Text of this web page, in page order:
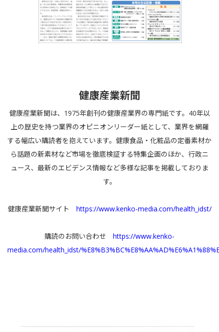
健康産業新聞
健康産業新聞は、1975年創刊の健康産業界の専門紙です。40年以
上の歴史を持つ業界のオピニオンリーダー紙として、業界を網羅
する幅広い購読者を抱えています。健康食品・化粧品の定番素材か
ら話題の新素材など市場を徹底検証する特集企画のほか、行政ニ
ュース、最新のエビデンス情報など多様な記事を掲載しておりま
す。
健康産業新聞サイト https://www.kenko-media.com/health_idst/
購読のお問い合わせ https://www.kenko-
media.com/health_idst/